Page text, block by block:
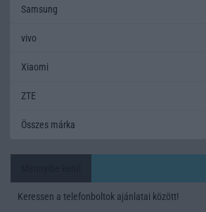
Samsung
vivo
Xiaomi
ZTE
Összes márka
Keressen a telefonboltok ajánlatai között!